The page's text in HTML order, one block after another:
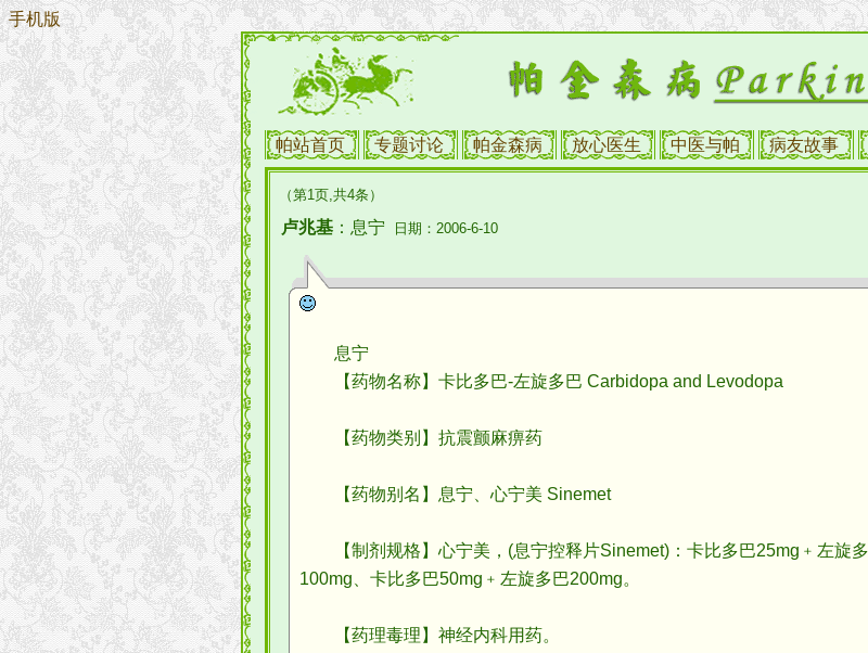
手机版
帕站首页 专题讨论 帕金森病 放心医生 中医与帕 病友故事
（第1页,共4条）
卢兆基 ：息宁 日期：2006-6-10
息宁
【药物名称】卡比多巴-左旋多巴 Carbidopa and Levodopa
【药物类别】抗震颤麻痹药
【药物别名】息宁、心宁美 Sinemet
【制剂规格】心宁美，(息宁控释片Sinemet)：卡比多巴25mg﹢左旋
100mg、卡比多巴50mg﹢左旋多巴200mg。
【药理毒理】神经内科用药。